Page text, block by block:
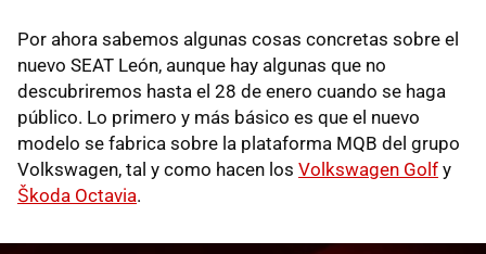
Por ahora sabemos algunas cosas concretas sobre el
nuevo SEAT León, aunque hay algunas que no
descubriremos hasta el 28 de enero cuando se haga
público. Lo primero y más básico es que el nuevo
modelo se fabrica sobre la plataforma MQB del grupo
Volkswagen, tal y como hacen los Volkswagen Golf y
Škoda Octavia.